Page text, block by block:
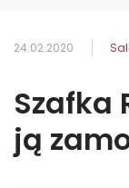
24.02.2020
Szafka
ją